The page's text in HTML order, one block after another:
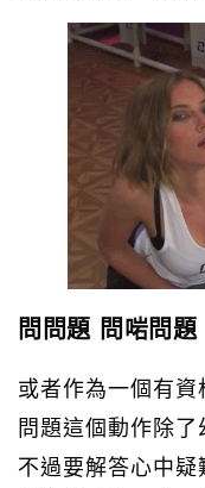
問問題 問啱問題
或者作為一個有
問題這個動作除
不過要解答心中